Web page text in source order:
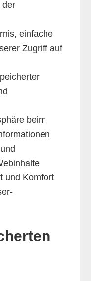
der
einfache
Zugriff auf
beim
und Komfort